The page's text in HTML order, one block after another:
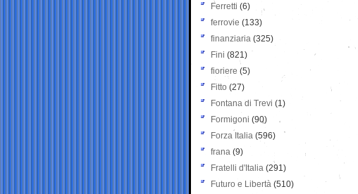
Ferretti (6)
ferrovie (133)
finanziaria (325)
Fini (821)
fioriere (5)
Fitto (27)
Fontana di Trevi (1)
Formigoni (90)
Forza Italia (596)
frana (9)
Fratelli d'Italia (291)
Futuro e Libertà (510)